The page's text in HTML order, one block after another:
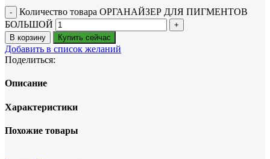
Количество товара ОРГАНАЙЗЕР ДЛЯ ПИГМЕНТОВ
БОЛЬШОЙ
В корзину Купить сейчас
Добавить в список желаний
Поделиться:
Описание
Характеристики
Похожие товары